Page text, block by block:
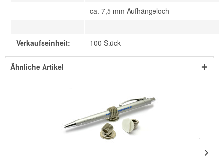
ca. 7,5 mm Aufhängeloch
Verkaufseinheit: 100 Stück
Ähnliche Artikel